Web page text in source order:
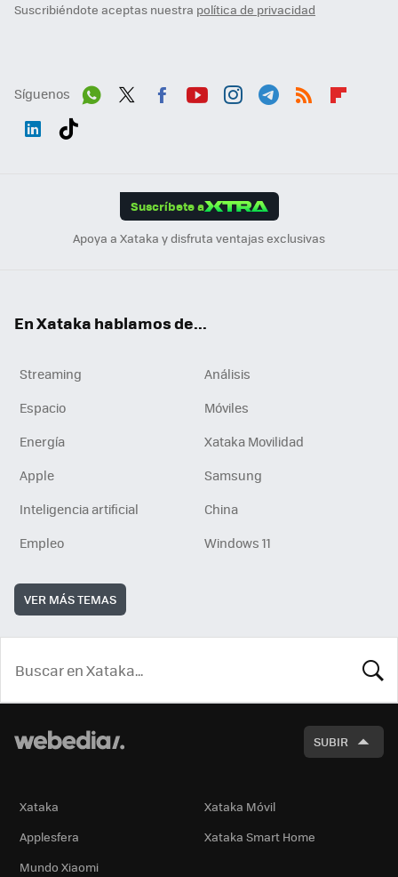
Suscribiéndote aceptas nuestra política de privacidad
Síguenos
Suscríbete a
Apoya a Xataka y disfruta ventajas exclusivas
En Xataka hablamos de...
Streaming
Análisis
Espacio
Móviles
Energía
Xataka Movilidad
Apple
Samsung
Inteligencia artificial
China
Empleo
Windows 11
VER MÁS TEMAS
SUBIR
Xataka
Xataka Móvil
Applesfera
Xataka Smart Home
Mundo Xiaomi